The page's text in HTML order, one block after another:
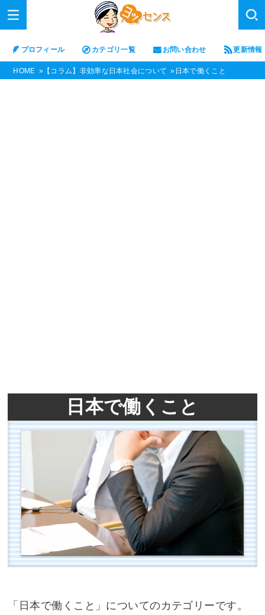
プロフィール カテゴリ一覧 お問い合わせ 更新情報
HOME 【コラム】非効率な日本社会について 日本で働くこと
日本で働くこと
「日本で働くこと」についてのカテゴリーです。